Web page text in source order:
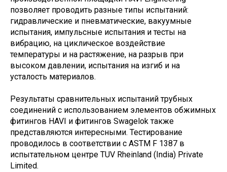
позволяет проводить разные типы испытаний:
гидравлические и пневматические, вакуумные
испытания, импульсные испытания и тесты на
вибрацию, на циклическое воздействие
температуры и на растяжение, на разрыв при
высоком давлении, испытания на изгиб и на
усталость материалов.
Результаты сравнительных испытаний трубных
соединений с использованием элементов обжимных
фитингов HAVI и фитингов Swagelok также
представляются интересными. Тестирование
проводилось в соответствии с ASTM F 1387 в
испытательном центре TUV Rheinland (India) Private
Limited.